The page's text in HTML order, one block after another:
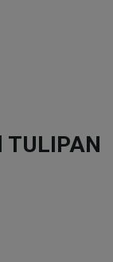
TULIPAN